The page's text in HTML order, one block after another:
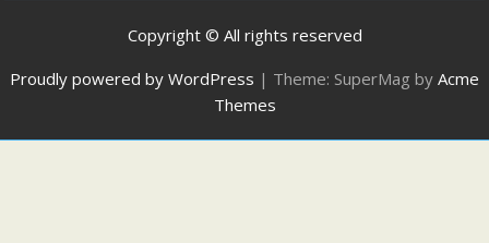
Copyright © All rights reserved
Proudly powered by WordPress | Theme: SuperMag by Acme
Themes